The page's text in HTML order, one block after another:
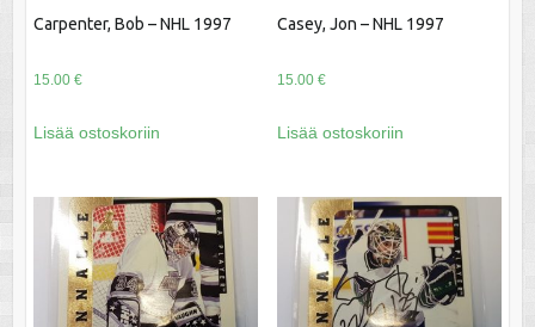
Carpenter, Bob – NHL 1997
15.00 €
Lisää ostoskoriin
Casey, Jon – NHL 1997
15.00 €
Lisää ostoskoriin